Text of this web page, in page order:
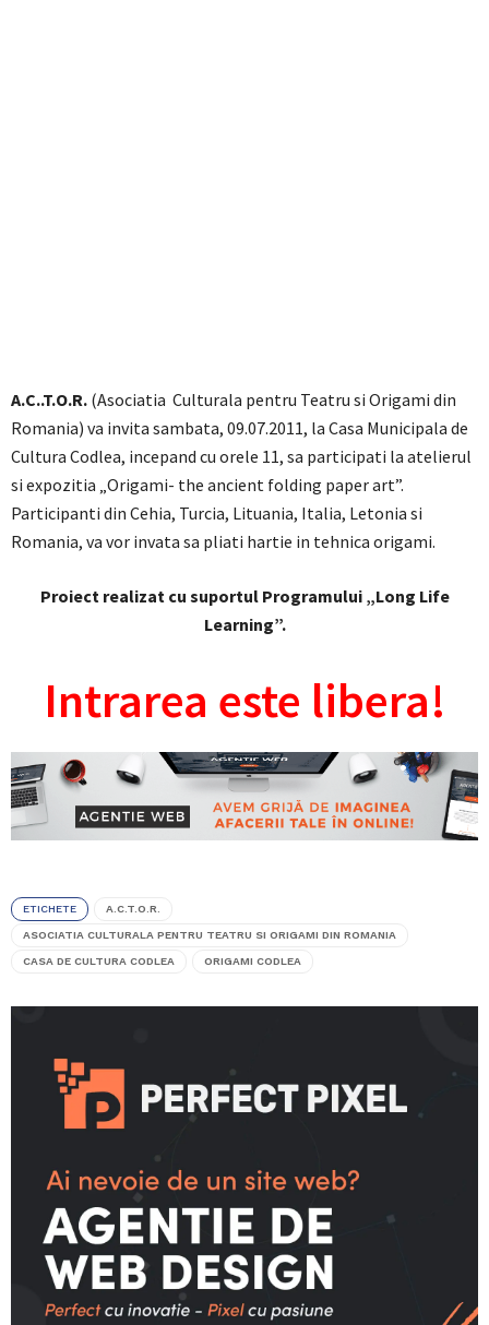
A.C..T.O.R. (Asociatia Culturala pentru Teatru si Origami din
Romania) va invita sambata, 09.07.2011, la Casa Municipala de
Cultura Codlea, incepand cu orele 11, sa participati la atelierul
si expozitia „Origami- the ancient folding paper art”.
Participanti din Cehia, Turcia, Lituania, Italia, Letonia si
Romania, va vor invata sa pliati hartie in tehnica origami.
Proiect realizat cu suportul Programului „Long Life
Learning”.
Intrarea este libera!
ETICHETE A.C.T.O.R.
ASOCIATIA CULTURALA PENTRU TEATRU SI ORIGAMI DIN ROMANIA
CASA DE CULTURA CODLEA ORIGAMI CODLEA